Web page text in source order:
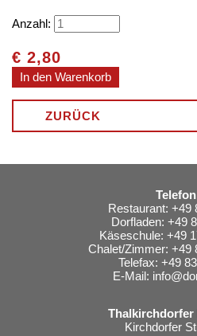
Anzahl:
€ 2,80
ZURÜCK
Restaurant: +49
Dorfladen: +49
Käseschule: +49
Chalet/Zimmer: +49
Telefax: +49
E-Mail:
Thalkirchdorfer
Kirchdorfer